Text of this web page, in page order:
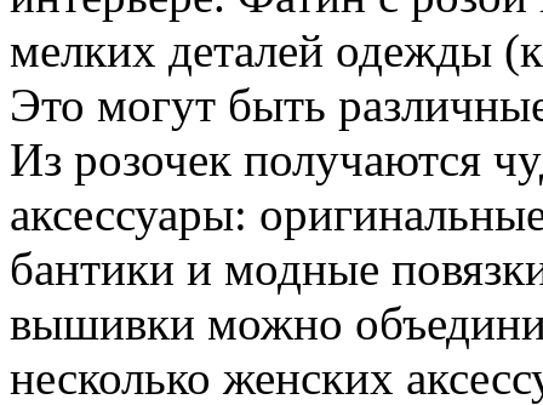
мелких деталей одежды
Это могут быть
Из розочек получаются
аксессуары:
бантики и модные
вышивки можно
несколько женских